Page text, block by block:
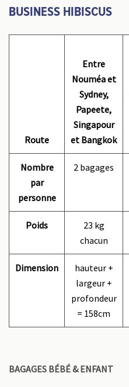
BUSINESS HIBISCUS
Route
Entre
Nouméa et
Sydney,
Papeete,
Singapour
et Bangkok
Nombre
par
personne
2 bagages
Poids
23 kg
chacun
Dimension
hauteur +
largeur +
profondeur
= 158cm
BAGAGES BÉBÉ & ENFANT